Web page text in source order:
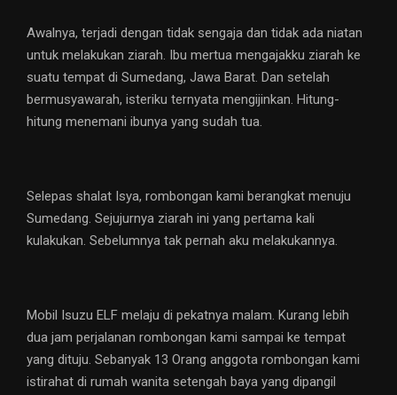
Awalnya, terjadi dengan tidak sengaja dan tidak ada niatan
untuk melakukan ziarah. Ibu mertua mengajakku ziarah ke
suatu tempat di Sumedang, Jawa Barat. Dan setelah
bermusyawarah, isteriku ternyata mengijinkan. Hitung-
hitung menemani ibunya yang sudah tua.
Selepas shalat Isya, rombongan kami berangkat menuju
Sumedang. Sejujurnya ziarah ini yang pertama kali
kulakukan. Sebelumnya tak pernah aku melakukannya.
Mobil Isuzu ELF melaju di pekatnya malam. Kurang lebih
dua jam perjalanan rombongan kami sampai ke tempat
yang dituju. Sebanyak 13 Orang anggota rombongan kami
istirahat di rumah wanita setengah baya yang dipangil